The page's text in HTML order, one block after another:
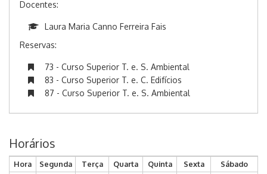
Docentes:
Laura Maria Canno Ferreira Fais
Reservas:
73 - Curso Superior T. e. S. Ambiental
83 - Curso Superior T. e. C. Edifícios
87 - Curso Superior T. e. S. Ambiental
Horários
Hora Segunda Terça Quarta Quinta Sexta
Sábado